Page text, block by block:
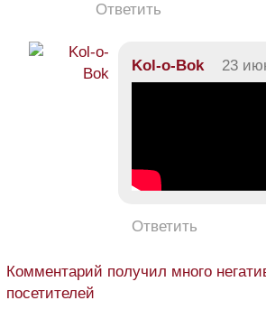
Ответить
Kol-o-Bok 23
Ответить
Комментарий получил много
посетителей